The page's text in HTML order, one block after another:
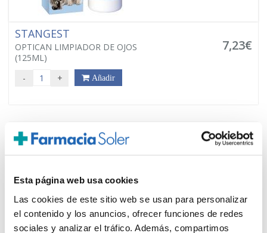
Esta página web usa cookies
Las cookies de este sitio web se usan para personalizar
el contenido y los anuncios, ofrecer funciones de redes
sociales y analizar el tráfico. Además, compartimos
STANGEST
OPTICAN LIMPIADOR DE OJOS
(125ML)
7,23€
- + Añadir